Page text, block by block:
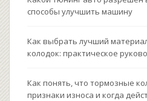
способы улучшить машину
Как выбрать лучший
колодок: практическое
Как понять, что тормозные
признаки износа и когда